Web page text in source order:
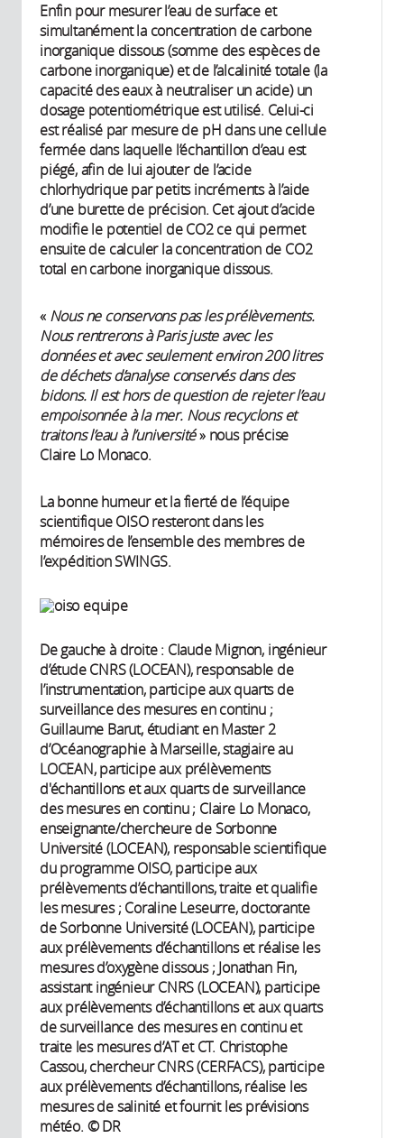
Enfin pour mesurer l’eau de surface et
simultanément la concentration de carbone
inorganique dissous (somme des espèces de
carbone inorganique) et de l’alcalinité totale (la
capacité des eaux à neutraliser un acide) un
dosage potentiométrique est utilisé. Celui-ci
est réalisé par mesure de pH dans une cellule
fermée dans laquelle l’échantillon d’eau est
piégé, afin de lui ajouter de l’acide
chlorhydrique par petits incréments à l’aide
d’une burette de précision. Cet ajout d’acide
modifie le potentiel de CO2 ce qui permet
ensuite de calculer la concentration de CO2
total en carbone inorganique dissous.
« Nous ne conservons pas les prélèvements.
Nous rentrerons à Paris juste avec les
données et avec seulement environ 200 litres
de déchets d’analyse conservés dans des
bidons. Il est hors de question de rejeter l’eau
empoisonnée à la mer. Nous recyclons et
traitons l’eau à l’université» nous précise
Claire Lo Monaco.
La bonne humeur et la fierté de l’équipe
scientifique OISO resteront dans les
mémoires de l’ensemble des membres de
l’expédition SWINGS.
De gauche à droite : Claude Mignon, ingénieur
d’étude CNRS (LOCEAN), responsable de
l’instrumentation, participe aux quarts de
surveillance des mesures en continu ;
Guillaume Barut, étudiant en Master 2
d’Océanographie à Marseille, stagiaire au
LOCEAN, participe aux prélèvements
d'échantillons et aux quarts de surveillance
des mesures en continu ; Claire Lo Monaco,
enseignante/chercheure de Sorbonne
Université (LOCEAN), responsable scientifique
du programme OISO, participe aux
prélèvements d’échantillons, traite et qualifie
les mesures ; Coraline Leseurre, doctorante
de Sorbonne Université (LOCEAN), participe
aux prélèvements d’échantillons et réalise les
mesures d’oxygène dissous ; Jonathan Fin,
assistant ingénieur CNRS (LOCEAN), participe
aux prélèvements d’échantillons et aux quarts
de surveillance des mesures en continu et
traite les mesures d’AT et CT. Christophe
Cassou, chercheur CNRS (CERFACS), participe
aux prélèvements d’échantillons, réalise les
mesures de salinité et fournit les prévisions
météo. © DR